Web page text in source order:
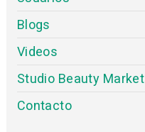
Blogs
Videos
Studio Beauty Market
Contacto